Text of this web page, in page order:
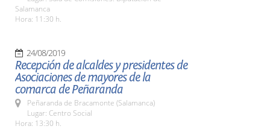
Salamanca
Hora: 11:30 h.
24/08/2019
Recepción de alcaldes y presidentes de
Asociaciones de mayores de la
comarca de Peñaranda
Peñaranda de Bracamonte (Salamanca)
Lugar: Centro Social
Hora: 13:30 h.